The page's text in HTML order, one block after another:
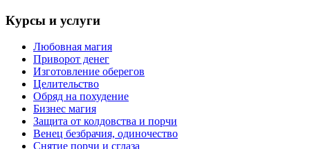
Курсы и услуги
Любовная магия
Приворот денег
Изготовление оберегов
Целительство
Обряд на похудение
Бизнес магия
Защита от колдовства и порчи
Венец безбрачия, одиночество
Снятие порчи и сглаза